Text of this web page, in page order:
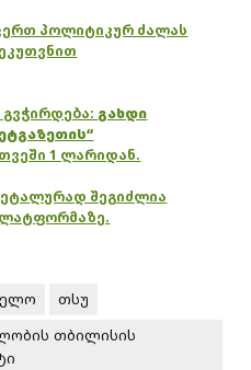
პოლიტიკურ ძალას
გახდი
1 ლარიდან.
შეგიძლია
თსუ
თბილისის